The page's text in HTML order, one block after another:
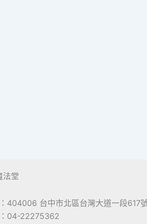
法堂
404006 台中市北區台灣大道一段617
04-22275362